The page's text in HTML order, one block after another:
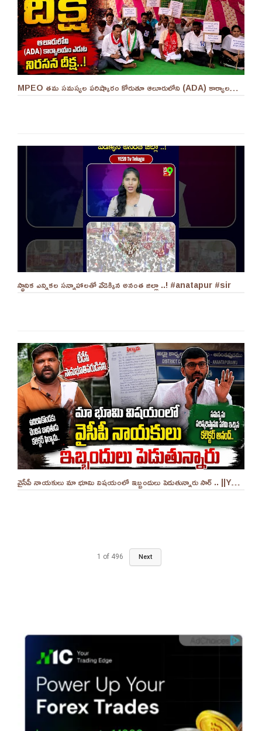
MPEO తమ సమస్యల పరిష్కారం కోరుతూ ఆలూరులోని (ADA) కార్యాలయం ఎదుట దీక్ష ||YES 9TV #kurnool
స్థానిక ఎన్నికల సన్నాహాలతో వేడెక్కిన అనంత జిల్లా ..! #anatapur #sir
వైసీపీ నాయకులు మా భూమి విషయంలో ఇబ్బందులు పెడుతున్నారు సార్ .. ||YES 9TV
1 of 496 Next